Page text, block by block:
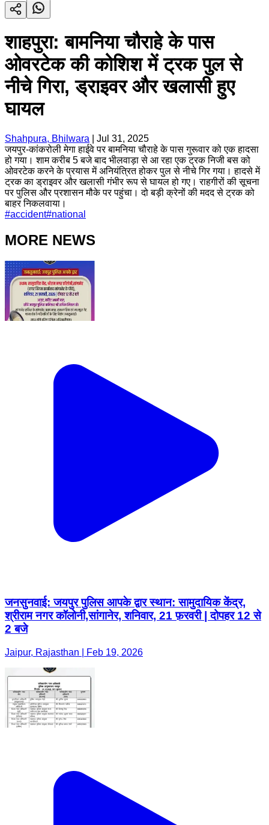
शाहपुरा: बामनिया चौराहे के पास
ओवरटेक की कोशिश में ट्रक पुल से
नीचे गिरा, ड्राइवर और खलासी हुए
घायल
Shahpura, Bhilwara
Jul 31, 2025
जयपुर-कांकरोली मेगा हाईवे पर बामनिया चौराहे के पास गुरूवार को एक हादसा
हो गया। शाम करीब 5 बजे बाद भीलवाड़ा से आ रहा एक ट्रक निजी बस को
ओवरटेक करने के प्रयास में अनियंत्रित होकर पुल से नीचे गिर गया। हादसे में
ट्रक का ड्राइवर और खलासी गंभीर रूप से घायल हो गए। राहगीरों की सूचना
पर पुलिस और प्रशासन मौके पर पहुंचा। दो बड़ी क्रेनों की मदद से ट्रक को
बाहर निकलवाया।
#accident#national
MORE NEWS
जनसुनवाई: जयपुर पुलिस आपके द्वार स्थान: सामुदायिक केंद्र,
श्रीराम नगर कॉलोनी,सांगानेर, शनिवार, 21 फ़रवरी | दोपहर 12 से
2 बजे
Jaipur, Rajasthan | Feb 19, 2026